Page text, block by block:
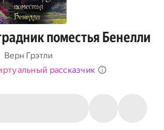
поместья Бенелли
Верн Грэтли
рассказчик